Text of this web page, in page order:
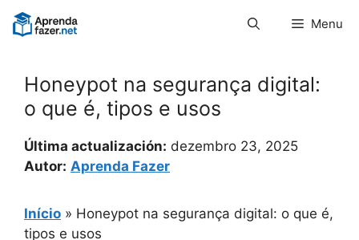
Pular
para
Menu
Honeypot na segurança digital:
o que é, tipos e usos
Última actualización: dezembro 23, 2025
Autor: Aprenda Fazer
Início » Honeypot na segurança digital: o que é,
tipos e usos